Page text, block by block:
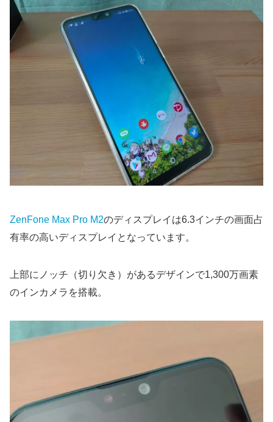
ZenFone Max Pro M2のディスプレイは6.3インチの画面占
有率の高いディスプレイとなっています。
上部にノッチ（切り欠き）があるデザインで1,300万画素
のインカメラを搭載。